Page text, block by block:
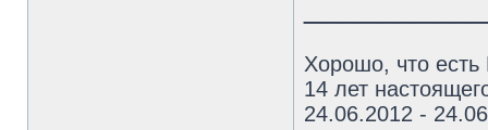
Хорошо, что
14 лет
24.06.2012 -